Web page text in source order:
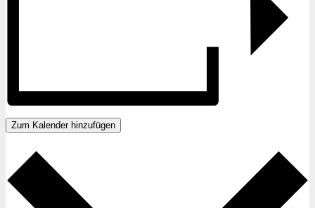
Zum Kalender hinzufügen